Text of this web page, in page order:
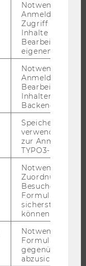
Notwendig für
Anmeldung und
Zugriff auf
Inhalte oder zur
Bearbeitung des
eigenen Profils.
Notwendig für
Anmeldung und
Bearbeitung von
Inhalten im
Backend.
Speichert die
verwendete
zur Anmeldung
TYPO3-Backend.
Notwendig, um
Zuordnung von
Besucher zu
sicherstellen zu
können.
Notwendig, um
gegenüber
abzusichern.